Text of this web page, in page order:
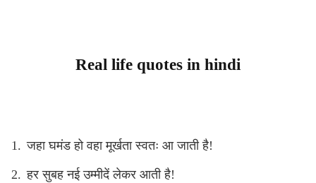
Real life quotes in hindi
जहा घमंड हो वहा मूर्खता स्वतः आ जाती है!
हर सुबह नई उम्मीदेंलेकर आती है!